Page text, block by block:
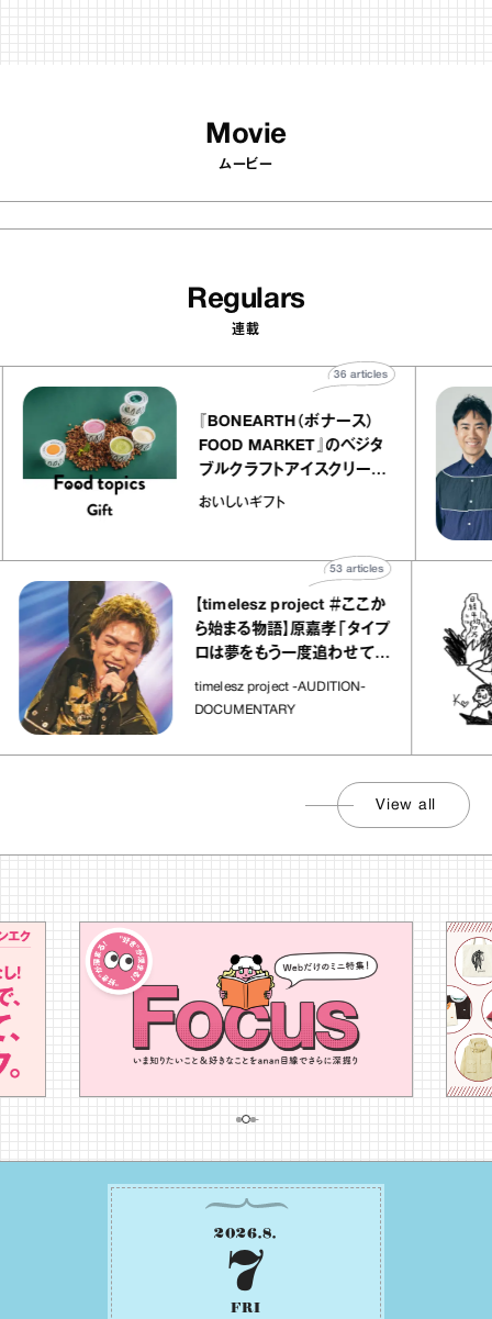
Movie
ムービー
Regulars
連載
『BONEARTH（ボナース）
FOOD MARKET』のベジタ
ブルクラフトアイスクリーム
｜真野知子の「おいしいギフ
おいしいギフト
36articles
【timelesz project ＃ここか
ら始まる物語】原嘉孝「タイプ
ロは夢をもう一度追わせてく
れた場所」
timelesz project -AUDITION-
DOCUMENTARY
articles
View all
2026.8.
7
FRI